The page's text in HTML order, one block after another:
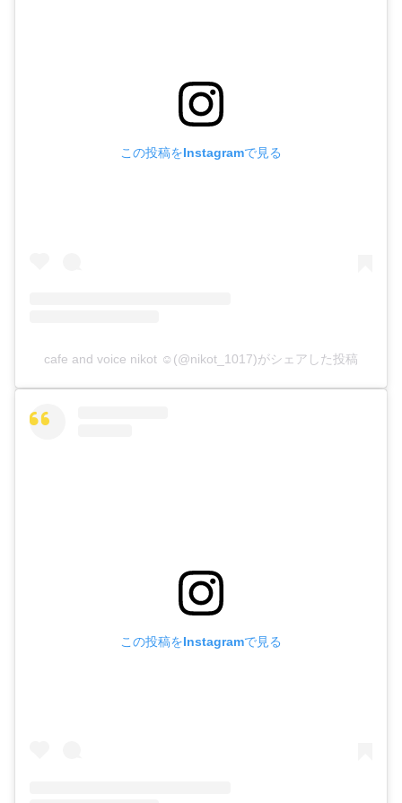
この投稿をInstagramで見る
cafe and voice nikot ☺︎(@nikot_1017)がシェアした投稿
この投稿をInstagramで見る